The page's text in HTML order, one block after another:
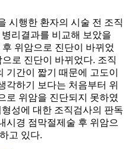
시행한 환자의 시술 전 조직
리결과를 비교해 보았을
위암으로 진단이 바뀌었
로 진단이 바뀌었다. 조직
기간이 짧기 때문에 고도이
각하기 보다는 처음부터 위
로 위암을 진단되지 못하였
성에 대한 조직검사의 판독
시경 점막절제술 후 위암으
고 있다.